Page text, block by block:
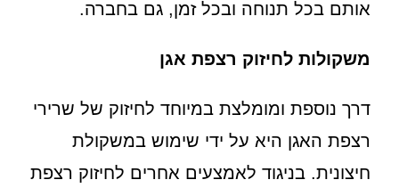
אותם בכל תנוחה ובכל זמן, גם בחברה.
משקולות לחיזוק רצפת אגן
דרך נוספת ומומלצת במיוחד לחיזוק של שרירי
רצפת האגן היא על ידי שימוש במשקולת
חיצונית. בניגוד לאמצעים אחרים לחיזוק רצפת